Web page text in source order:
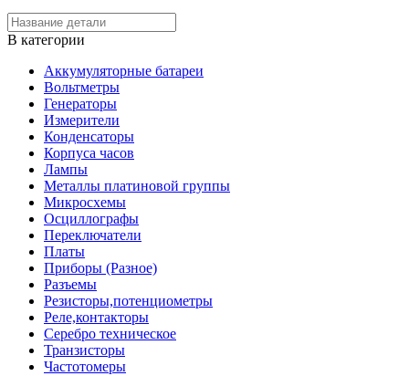
В категории
Аккумуляторные батареи
Вольтметры
Генераторы
Измерители
Конденсаторы
Корпуса часов
Лампы
Металлы платиновой группы
Микросхемы
Осциллографы
Переключатели
Платы
Приборы (Разное)
Разъемы
Резисторы,потенциометры
Реле,контакторы
Серебро техническое
Транзисторы
Частотомеры